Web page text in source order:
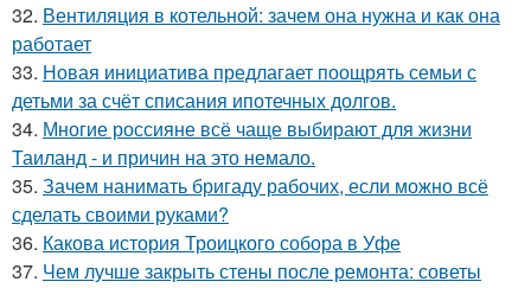
32. Вентиляция в котельной: зачем она нужна и как она
работает
33. Новая инициатива предлагает поощрять семьи с
детьми за счёт списания ипотечных долгов.
34. Многие россияне всё чаще выбирают для жизни
Таиланд - и причин на это немало.
35. Зачем нанимать бригаду рабочих, если можно всё
сделать своими руками?
36. Какова история Троицкого собора в Уфе
37. Чем лучше закрыть стены после ремонта: советы